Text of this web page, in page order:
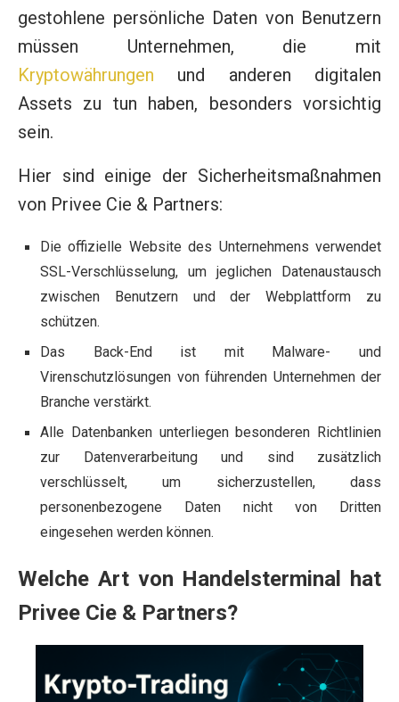
gestohlene persönliche Daten von Benutzern
müssen Unternehmen, die mit
Kryptowährungen und anderen digitalen
Assets zu tun haben, besonders vorsichtig
sein.
Hier sind einige der Sicherheitsmaßnahmen
von Privee Cie & Partners:
Die offizielle Website des Unternehmens verwendet
SSL-Verschlüsselung, um jeglichen Datenaustausch
zwischen Benutzern und der Webplattform zu
schützen.
Das Back-End ist mit Malware- und
Virenschutzlösungen von führenden Unternehmen der
Branche verstärkt.
Alle Datenbanken unterliegen besonderen Richtlinien
zur Datenverarbeitung und sind zusätzlich
verschlüsselt, um sicherzustellen, dass
personenbezogene Daten nicht von Dritten
eingesehen werden können.
Welche Art von Handelsterminal hat
Privee Cie & Partners?